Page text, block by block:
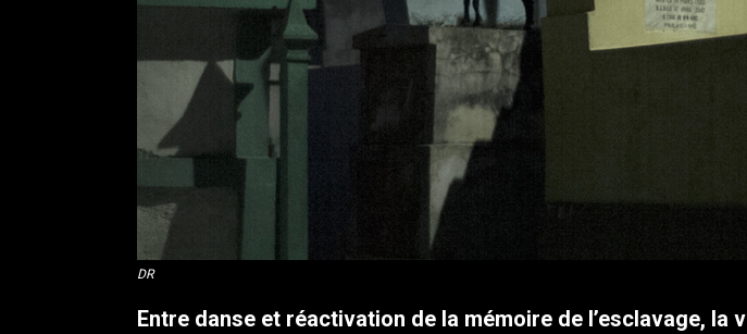
DR
Entre danse et réactivation de la mémoire de l’esclavage, la